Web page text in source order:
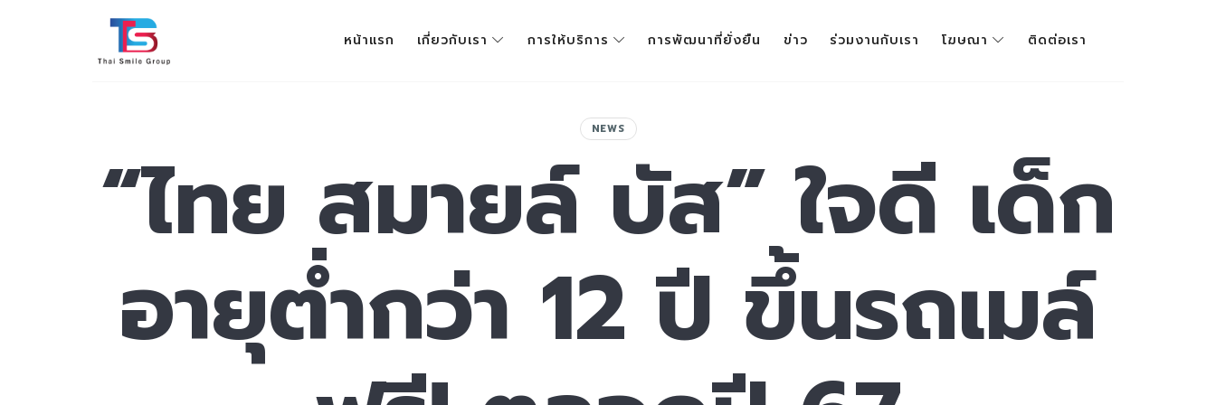
THAI SMILE GROUP หน้าแรก เกี่ยวกับเรา การให้บริการ การพัฒนาที่ยั่งยืน ข่าว ร่วมงานกับเรา โฆษณา ติดต่อเรา
NEWS
“ไทย สมายล์ บัส” ใจดี เด็ก
อายุต่ำกว่า 12 ปี ขึ้นรถเมล์